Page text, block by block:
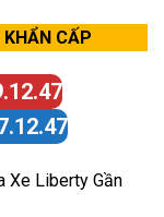
KHẨN CẤP
Xe Liberty Gần